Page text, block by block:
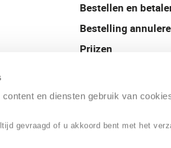
en diensten gebruik van
gevraagd of u akkoord bent met het
Bestellen en
Bestelling
Prijzen
Profile Nederland